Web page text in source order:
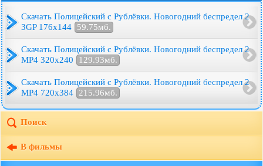
Скачать Полицейский с Рублёвки. Новогодний беспредел 2
3GP 176x144
59.75мб.
Скачать Полицейский с Рублёвки. Новогодний беспредел 2
MP4 320x240
129.93мб.
Скачать Полицейский с Рублёвки. Новогодний беспредел 2
MP4 720x384 215.96мб.
Поиск
В фильмы